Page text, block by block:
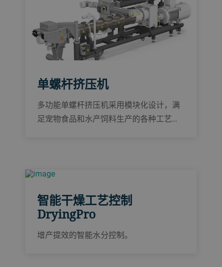
单螺杆挤压机
多功能单螺杆挤压机采用模块化设计，满
足宠物食品和水产饲料生产的各种工艺要
智能干燥工艺控制
DryingPro
增产提效的智能水分控制。